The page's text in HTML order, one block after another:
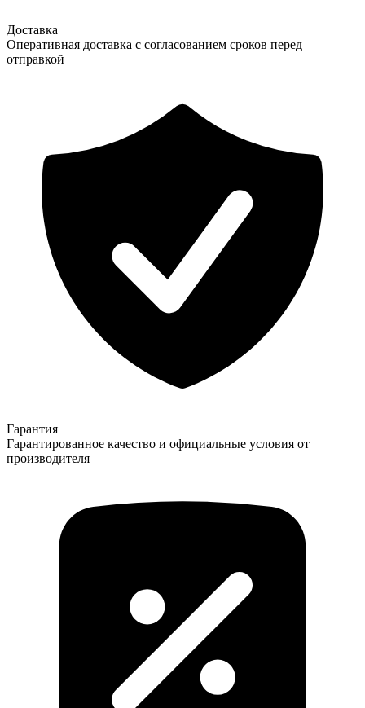
Доставка
Оперативная доставка с согласованием сроков перед
отправкой
Гарантия
Гарантированное качество и официальные условия от
производителя